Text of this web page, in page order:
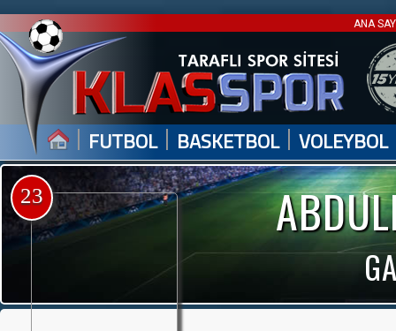
ANA
| FUTBOL | BASKETBOL | VOLEYBOL
23